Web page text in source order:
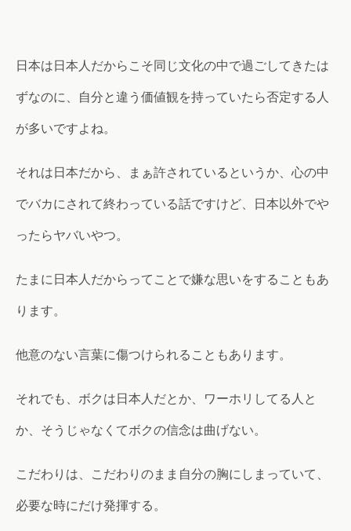
日本は日本人だからこそ同じ文化の中で過ごしてきたは
ずなのに、自分と違う価値観を持っていたら否定する人
が多いですよね。
それは日本だから、まぁ許されているというか、心の中
でバカにされて終わっている話ですけど、日本以外でや
ったらヤバいやつ。
たまに日本人だからってことで嫌な思いをすることもあ
ります。
他意のない言葉に傷つけられることもあります。
それでも、ボクは日本人だとか、ワーホリしてる人と
か、そうじゃなくてボクの信念は曲げない。
こだわりは、こだわりのまま自分の胸にしまっていて、
必要な時にだけ発揮する。